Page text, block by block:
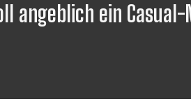
angeblich ein Casual-